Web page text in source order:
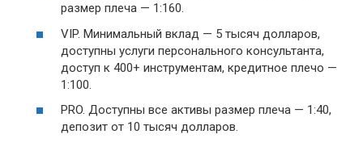
размер плеча — 1:160.
VIP. Минимальный вклад — 5 тысяч долларов,
доступны услуги персонального консультанта,
доступ к 400+ инструментам, кредитное плечо —
1:100.
PRO. Доступны все активы размер плеча — 1:40,
депозит от 10 тысяч долларов.